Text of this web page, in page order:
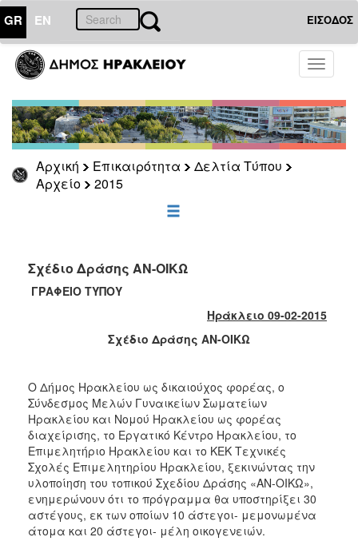
GR EN ΕΙΣΟΔΟΣ
Toggle
Αρχική Επικαιρότητα
Δελτία Τύπου
Αρχείο
2015
ΕΠΙΚΑΙΡΟΤΗΤΑ
Τύπου
Αρχείο
2026
2025
2021
2020
2016
2015
2013
2012
2011
2010
2006
Σχέδιο Δράσης ΑΝ-ΟΙΚΩ
ΓΡΑΦΕΙΟ ΤΥΠΟΥ
Ηράκλειο 09-02-2015
Σχέδιο Δράσης ΑΝ-ΟΙΚΩ
Ο Δήμος Ηρακλείου ως δικαιούχος φορέας, ο
Σύνδεσμος Μελών Γυναικείων Σωματείων
Ηρακλείου και Νομού Ηρακλείου ως φορέας
διαχείρισης, το Εργατικό Κέντρο Ηρακλείου, το
Επιμελητήριο Ηρακλείου και το ΚΕΚ Τεχνικές
Σχολές Επιμελητηρίου Ηρακλείου, ξεκινώντας την
υλοποίηση του τοπικού Σχεδίου Δράσης «ΑΝ-ΟΙΚΩ»,
ενημερώνουν ότι το πρόγραμμα θα υποστηρίξει 30
αστέγους, εκ των οποίων 10 άστεγοι- μεμονωμένα
άτομα και 20 άστεγοι- μέλη οικογενειών.